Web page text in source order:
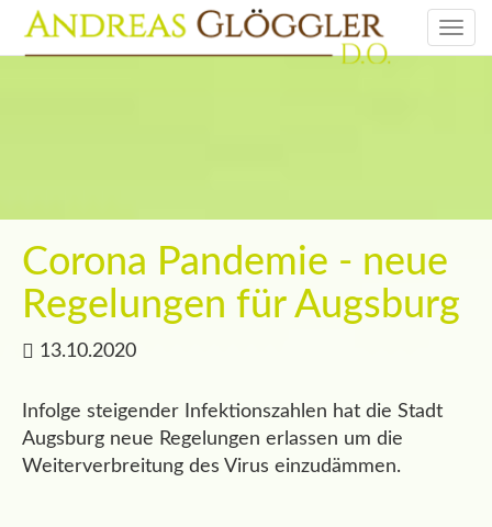
Corona Pandemie - neue
Regelungen für Augsburg
13.10.2020
Infolge steigender Infektionszahlen hat die Stadt
Augsburg neue Regelungen erlassen um die
Weiterverbreitung des Virus einzudämmen.